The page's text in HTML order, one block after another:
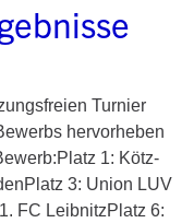
Turnier
hervorheben
1: Kötz-
3: Union LUV
FC LeibnitzPlatz 6: